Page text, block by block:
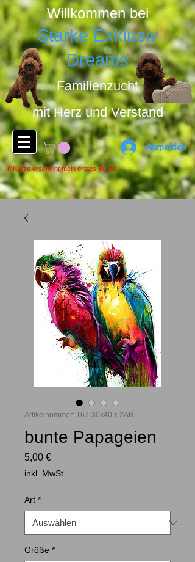
Willkommen bei
Starke Exklusiv
Dreams
Familienzucht
mit Herz und Verstand
Anmelden
in Kürze erscheint mein erstes Buch!
Artikelnummer: 167-30x40-r-2AB
bunte Papageien
5,00 €Preis
inkl. MwSt.
Art *
Größe *